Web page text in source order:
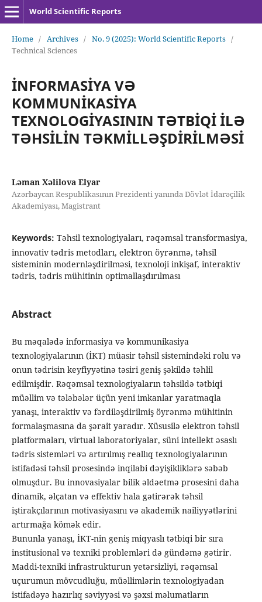
World Scientific Reports
Home / Archives / No. 9 (2025): World Scientific Reports /
Technical Sciences
İNFORMASİYA VƏ
KOMMUNİKASİYA
TEXNOLOGİYASININ TƏTBİQİ İLƏ
TƏHSİLİN TƏKMİLLƏŞDİRİLMƏSİ
Ləman Xəlilova Elyar
Azərbaycan Respublikasının Prezidenti yanında Dövlət İdarəçilik
Akademiyası, Magistrant
Keywords: Təhsil texnologiyaları, rəqəmsal transformasiya,
innovativ tədris metodları, elektron öyrənmə, təhsil
sisteminin modernləşdirilməsi, texnoloji inkişaf, interaktiv
tədris, tədris mühitinin optimallaşdırılması
Abstract
Bu məqalədə informasiya və kommunikasiya
texnologiyalarının (İKT) müasir təhsil sistemindəki rolu və
onun tədrisin keyfiyyətinə təsiri geniş şəkildə təhlil
edilmişdir. Rəqəmsal texnologiyaların təhsildə tətbiqi
müəllim və tələbələr üçün yeni imkanlar yaratmaqla
yanaşı, interaktiv və fərdiləşdirilmiş öyrənmə mühitinin
formalaşmasına da şərait yaradır. Xüsusilə elektron təhsil
platformaları, virtual laboratoriyalar, süni intellekt əsaslı
tədris sistemləri və artırılmış reallıq texnologiyalarının
istifadəsi təhsil prosesində inqilabi dəyişikliklərə səbəb
olmuşdur. Bu innovasiyalar bilik əldəetmə prosesini daha
dinamik, əlçatan və effektiv hala gətirərək təhsil
iştirakçılarının motivasiyasını və akademik nailiyyətlərini
artırmağa kömək edir.
Bununla yanaşı, İKT-nin geniş miqyaslı tətbiqi bir sıra
institusional və texniki problemləri də gündəmə gətirir.
Maddi-texniki infrastrukturun yetərsizliyi, rəqəmsal
uçurumun mövcudluğu, müəllimlərin texnologiyadan
istifadəyə hazırlıq səviyyəsi və şəxsi məlumatların